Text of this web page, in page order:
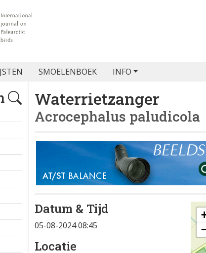
SMOELENBOEK INFO
Waterrietzanger
Acrocephalus paludicola
Datum & Tijd
05-08-2024 08:45
Locatie